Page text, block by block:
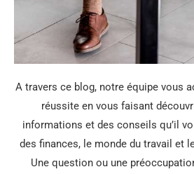
A travers ce blog, notre équipe vous
réussite en vous faisant
informations et des conseils qu’il
des finances, le monde du travail et
Une question ou une